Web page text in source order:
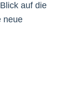
auf die
neue